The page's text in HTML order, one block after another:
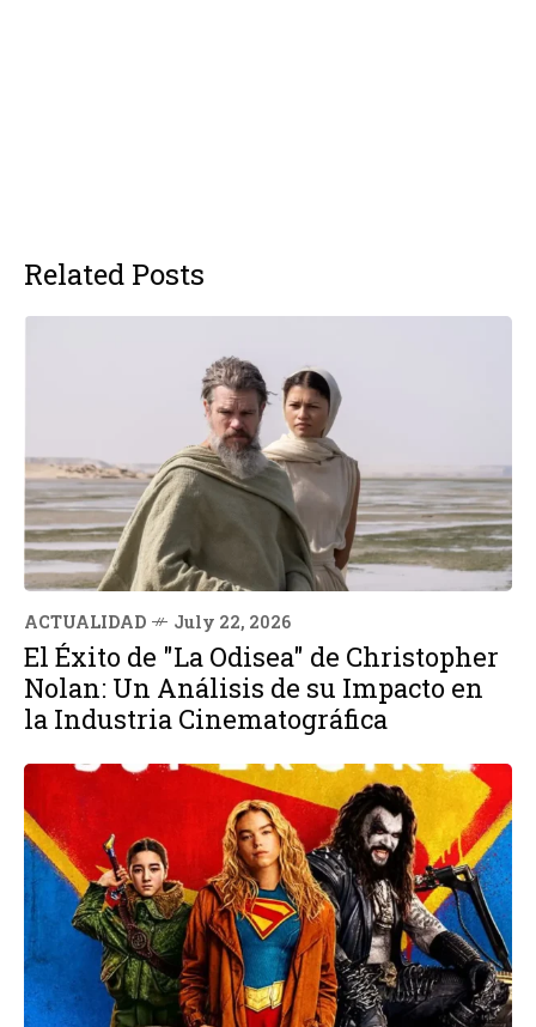
Related Posts
ACTUALIDAD July 22, 2026
El Éxito de "La Odisea" de Christopher
Nolan: Un Análisis de su Impacto en
la Industria Cinematográfica